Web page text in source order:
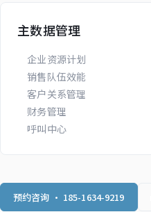
主数据管理
企业资源计划
销售队伍效能
客户关系管理
财务管理
呼叫中心
预约咨询 · 185-1634-9219